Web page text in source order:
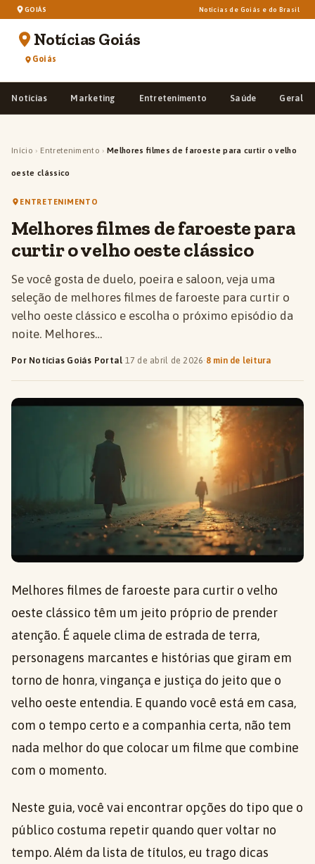
GOIÁS Notícias de Goiás e do Brasil
Notícias Goiás
Goiás
Notícias Marketing Entretenimento Saúde Geral
Início › Entretenimento › Melhores filmes de faroeste para curtir o velho
oeste clássico
ENTRETENIMENTO
Melhores filmes de faroeste para
curtir o velho oeste clássico
Se você gosta de duelo, poeira e saloon, veja uma
seleção de melhores filmes de faroeste para curtir o
velho oeste clássico e escolha o próximo episódio da
noite. Melhores…
Por Notícias Goiás Portal·17 de abril de 2026· 8 min de leitura
Melhores filmes de faroeste para curtir o velho
oeste clássico têm um jeito próprio de prender
atenção. É aquele clima de estrada de terra,
personagens marcantes e histórias que giram em
torno de honra, vingança e justiça do jeito que o
velho oeste entendia. E quando você está em casa,
com o tempo certo e a companhia certa, não tem
nada melhor do que colocar um filme que combine
com o momento.
Neste guia, você vai encontrar opções do tipo que o
público costuma repetir quando quer voltar no
tempo. Além da lista de títulos, eu trago dicas